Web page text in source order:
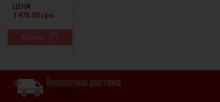
ЦЕНА:
1 975.00 грн.
Купить
Бесплатная доставка
от 1000 грн.